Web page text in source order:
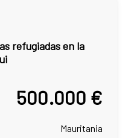
refugiadas en la
500.000 €
Mauritania